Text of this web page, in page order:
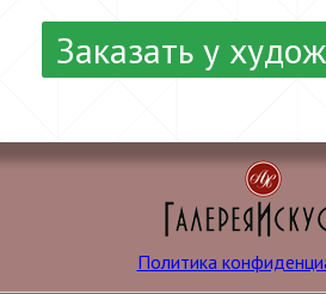
Заказать у
Политика